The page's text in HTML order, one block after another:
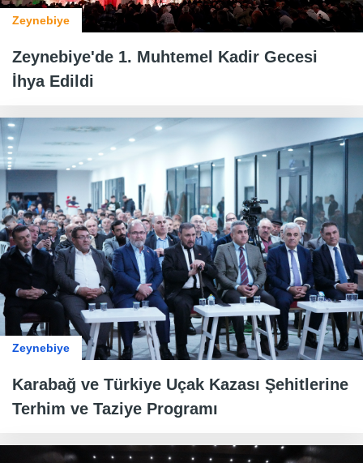
Zeynebiye
Zeynebiye'de 1. Muhtemel Kadir Gecesi
İhya Edildi
Zeynebiye
Karabağ ve Türkiye Uçak Kazası Şehitlerine
Terhim ve Taziye Programı